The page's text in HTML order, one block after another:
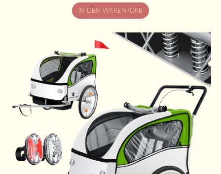
IN DEN WARENKORB